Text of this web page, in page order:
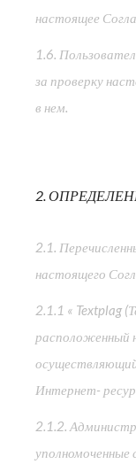
настоящее
1.6.
за проверку
в нем.
2.
2.1.
настоящего
2.1.1 « Textplag
расположенный
Интернет-
2.1.2.
уполномоченные